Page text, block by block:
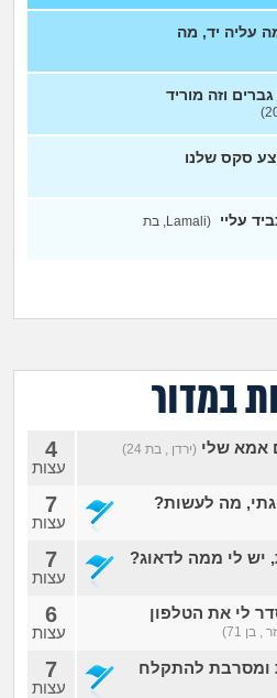
מהבקו"ם... ועד מתי?!
לימודים וסטודנטים
עבודה וקריירה
מה שעובר עליי
שומרים על הגוף
חיות מחמד
יוקר המחיה
גאווה
עליה יד, מה
וזה מוריד
סקס שלנו
עליי
(Lamali, בת
במדור
אמא שלי (ירדן , בת 24) 4
עצות
מה לעשות? 7
עצות
יש לי ממה לדאוג? 7
עצות
לי את הטלפון
בן 71)
6
עצות
הגיינית ומסרבת להתקלח
7
עצות